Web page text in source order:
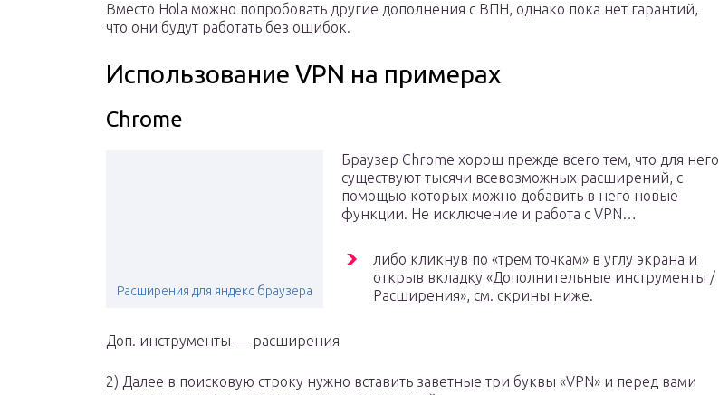
Вместо Hola можно попробовать другие дополнения с ВПН, однако пока нет гарантий,
что они будут работать без ошибок.
Использование VPN на примерах
Chrome
Расширения для яндекс браузера
Браузер Chrome хорош прежде всего тем, что для него
существуют тысячи всевозможных расширений, с
помощью которых можно добавить в него новые
функции. Не исключение и работа с VPN…
либо кликнув по «трем точкам» в углу экрана и
открыв вкладку «Дополнительные инструменты /
Расширения», см. скрины ниже.
Доп. инструменты — расширения
2) Далее в поисковую строку нужно вставить заветные три буквы «VPN» и перед вами